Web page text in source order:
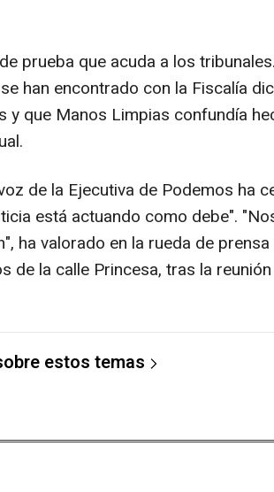
prueba que acuda a los
han encontrado con la Fiscalía
y que Manos Limpias confundía
de la Ejecutiva de Podemos ha
está actuando como debe".
ha valorado en la rueda de
de la calle Princesa, tras la
estos temas